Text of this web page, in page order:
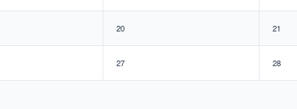
20 21
27 28